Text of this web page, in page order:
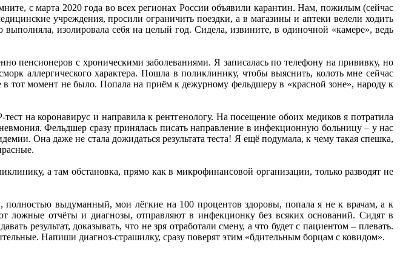
с марта 2020 года во всех регионах России объявили карантин. Нам, пожилым (сейчас
учреждения, просили ограничить поездки, а в магазины и аптеки велели ходить
выполняла, изолировала себя на целый год. Сидела, извините, в одиночной «камере», ведь
пенсионеров с хроническими заболеваниями. Я записалась по телефону на прививку, но
аллергического характера. Пошла в поликлинику, чтобы выяснить, колоть мне сейчас
тот момент не было. Попала на приём к дежурному фельдшеру в «красной зоне», народу к
на коронавирус и направила к рентгенологу. На посещение обоих медиков я потратила
Фельдшер сразу принялась писать направление в инфекционную больницу – у нас
Она даже не стала дожидаться результата теста! Я ещё подумала, к чему такая спешка,
а там обстановка, прямо как в микрофинансовой организации, только разводят не
выдуманный, мои лёгкие на 100 процентов здоровы, попала я не к врачам, а к
ложные отчёты и диагнозы, отправляют в инфекционку без всяких оснований. Сидят в
результат, доказывать, что не зря отработали смену, а что будет с пациентом – плевать.
Напиши диагноз-страшилку, сразу поверят этим «бдительным борцам с ковидом».